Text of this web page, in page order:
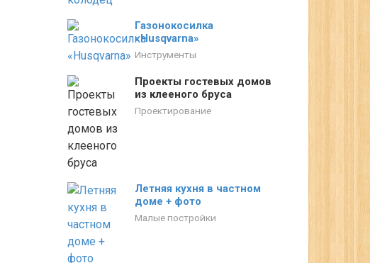
Газонокосилка
«Husqvarna»
Инструменты
Проекты гостевых домов
из клееного бруса
Проектирование
Летняя кухня в частном
доме + фото
Малые постройки